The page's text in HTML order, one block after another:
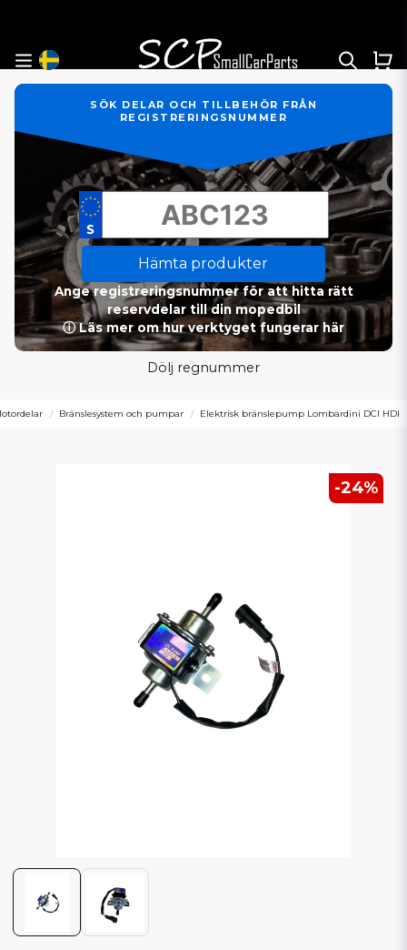
SÖK DELAR OCH TILLBEHÖR FRÅN
REGISTRERINGSNUMMER
Hämta produkter
Ange registreringsnummer för att hitta rätt
reservdelar till din mopedbil
ⓘ Läs mer om hur verktyget fungerar här
Dölj regnummer
Bränslesystem och pumpar Elektrisk bränslepump Lombardini DCI HDI
-24%